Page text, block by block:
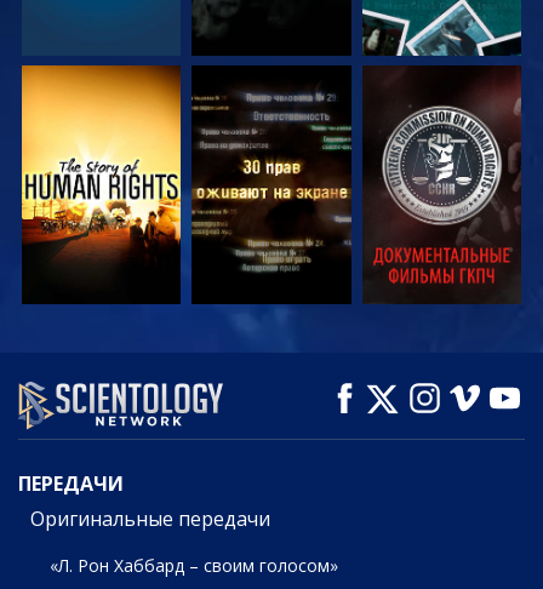
СМОТРЕТЬ СМОТРЕТЬ СМОТРЕТЬ
СМОТРЕТЬ СМОТРЕТЬ
СМОТРЕТЬ
ПЕРЕДАЧИ
ПЕРЕДАЧИ
Оригинальные передачи
«Л. Рон Хаббард – своим голосом»